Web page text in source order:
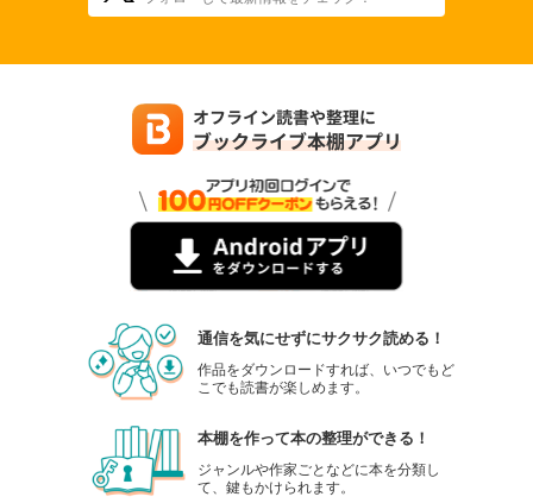
通信を気にせずにサクサク読める！
作品をダウンロードすれば、いつでもど
こでも読書が楽しめます。
本棚を作って本の整理ができる！
ジャンルや作家ごとなどに本を分類し
て、鍵もかけられます。